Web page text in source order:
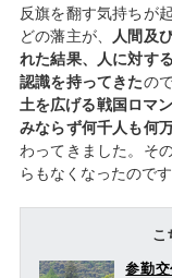
反旗を翻す気持ちが
どの藩主が、
人間及
れた結果、人に対す
認識を持ってきたの
土を広げる戦国ロマン
みならず何千人も何
わってきました。そ
らもなくなったのです
こ
参勤